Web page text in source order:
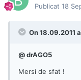
Publicat 18
On 18.09.2011
@ drAGO5
Mersi de sfat !